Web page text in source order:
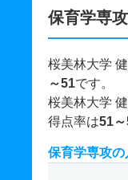
保育学専攻
桜美林大学
～51です。
桜美林大学
得点率は51
保育学専攻